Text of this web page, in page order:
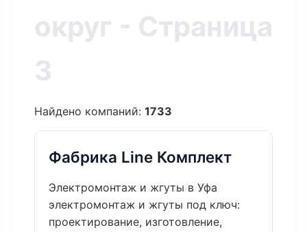
округ - Страница
3
Найдено компаний: 1733
Фабрика Line Комплект
Электромонтаж и жгуты в Уфа
электромонтаж и жгуты под ключ:
проектирование, изготовление,